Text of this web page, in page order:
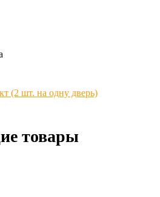
(2 шт. на одну дверь)
товары